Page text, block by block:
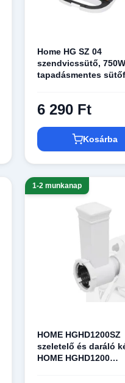
Home HG SZ 04
szendvicssütő,
tapadásmentes
6 290 Ft
Kosárba
1-2 munkanap
HOME HGHD1200SZ
szeletelő és daráló
HOME HGHD1200